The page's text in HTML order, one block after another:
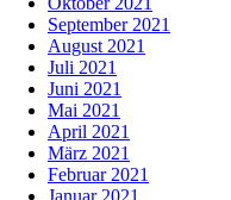
September 2021
August 2021
Juli 2021
Juni 2021
Mai 2021
April 2021
März 2021
Februar 2021